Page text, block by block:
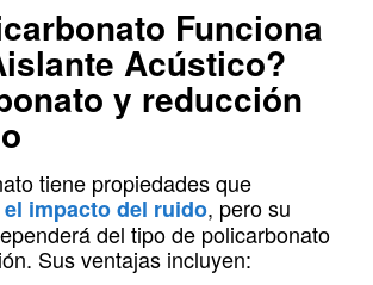
Funciona
Acústico?
y reducción
tiene propiedades que
impacto del ruido, pero su
del tipo de policarbonato
Sus ventajas incluyen: